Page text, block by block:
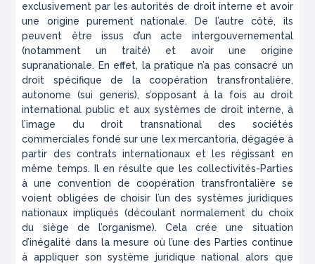
exclusivement par les autorités de droit interne et avoir
une origine purement nationale. De l’autre côté, ils
peuvent être issus d’un acte intergouvernemental
(notamment un traité) et avoir une origine
supranationale. En effet, la pratique n’a pas consacré un
droit spécifique de la coopération transfrontalière,
autonome (sui generis), s’opposant à la fois au droit
international public et aux systèmes de droit interne, à
l’image du droit transnational des sociétés
commerciales fondé sur une lex mercantoria, dégagée à
partir des contrats internationaux et les régissant en
même temps. Il en résulte que les collectivités-Parties
à une convention de coopération transfrontalière se
voient obligées de choisir l’un des systèmes juridiques
nationaux impliqués (découlant normalement du choix
du siège de l’organisme). Cela crée une situation
d’inégalité dans la mesure où l’une des Parties continue
à appliquer son système juridique national alors que